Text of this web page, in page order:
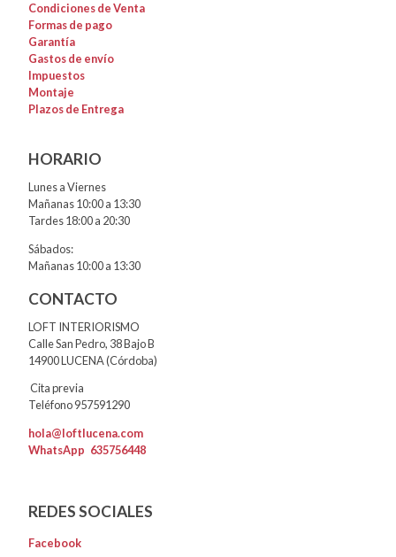
Condiciones de Venta
Formas de pago
Garantía
Gastos de envío
Impuestos
Montaje
Plazos de Entrega
HORARIO
Lunes a Viernes
Mañanas 10:00 a 13:30
Tardes 18:00 a 20:30
Sábados:
Mañanas 10:00 a 13:30
CONTACTO
LOFT INTERIORISMO
Calle San Pedro, 38 Bajo B
14900 LUCENA (Córdoba)
Cita previa
Teléfono 957591290
hola@loftlucena.com
WhatsApp 635756448
REDES SOCIALES
Facebook